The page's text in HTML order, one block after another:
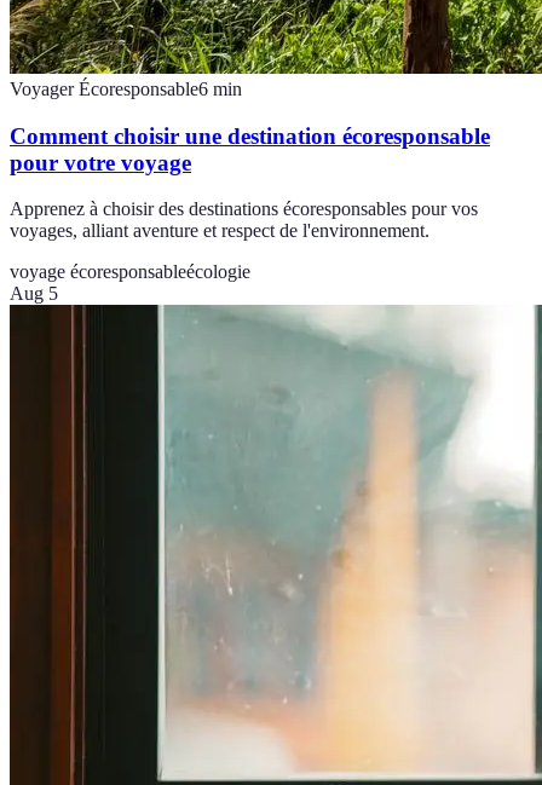
Voyager Écoresponsable6 min
Comment choisir une destination écoresponsable
pour votre voyage
Apprenez à choisir des destinations écoresponsables pour vos
voyages, alliant aventure et respect de l'environnement.
voyage écoresponsableécologie
Aug 5